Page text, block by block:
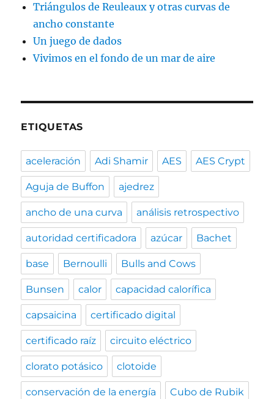
Triángulos de Reuleaux y otras curvas de
ancho constante
Un juego de dados
Vivimos en el fondo de un mar de aire
ETIQUETAS
aceleración Adi Shamir AES AES Crypt
Aguja de Buffon ajedrez
ancho de una curva análisis retrospectivo
autoridad certificadora azúcar Bachet
base Bernoulli Bulls and Cows
Bunsen calor capacidad calorífica
capsaicina certificado digital
certificado raíz circuito eléctrico
clorato potásico clotoide
conservación de la energía Cubo de Rubik